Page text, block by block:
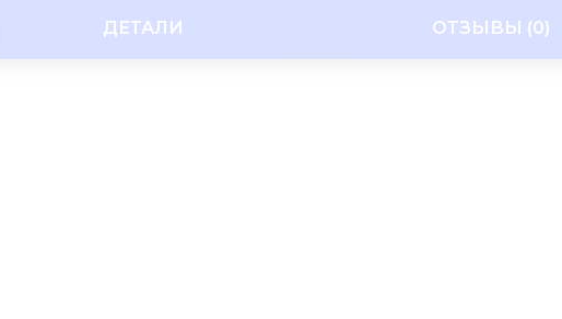
ДЕТАЛИ ОТЗЫВЫ (0)